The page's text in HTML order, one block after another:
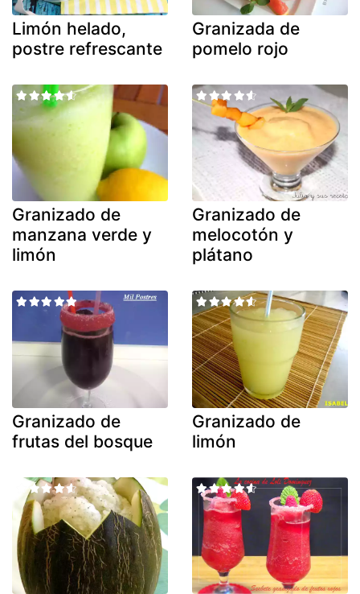
Limón helado,
postre refrescante
Granizada de
pomelo rojo
Granizado de
manzana verde y
limón
Granizado de
melocotón y
plátano
Granizado de
frutas del bosque
Granizado de
limón